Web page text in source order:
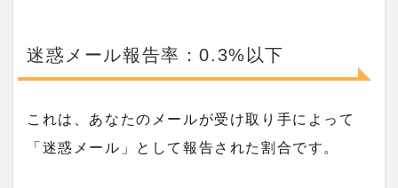
迷惑メール報告率：0.3%以下
これは、あなたのメールが受け取り手によって
「迷惑メール」として報告された割合です。